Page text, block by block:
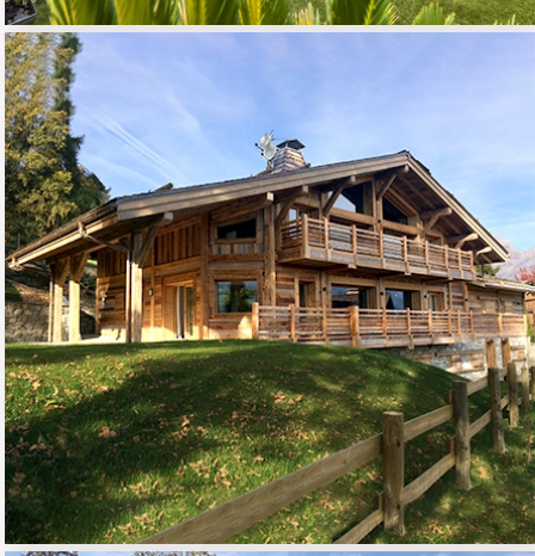
CONSTRUCTION D’UN
CHALET INDIVIDUEL
01 - HABITAT RESIDENTIEL